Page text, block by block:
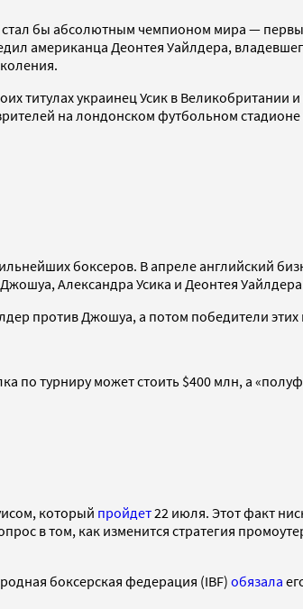
бы абсолютным чемпионом мира —
американца Деонтея Уайлдера,
титулах украинец Усик в Великобритании
на лондонском футбольном стадионе
боксеров. В апреле английский
Александра Усика и Деонтея
против Джошуа, а потом победители этих
по турниру может стоить $400 млн, а
который пройдет22 июля. Этот факт
в том, как изменится стратегия
боксерская федерация (IBF) обязала